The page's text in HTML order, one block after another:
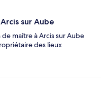
sur Aube
maître à Arcis sur Aube
des lieux